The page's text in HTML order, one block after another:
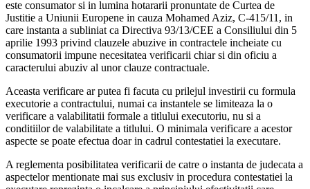
este consumator si in lumina hotararii pronuntate de Curtea de
Justitie a Uniunii Europene in cauza Mohamed Aziz, C-415/11, in
care instanta a subliniat ca Directiva 93/13/CEE a Consiliului din 5
aprilie 1993 privind clauzele abuzive in contractele incheiate cu
consumatorii impune necesitatea verificarii chiar si din oficiu a
caracterului abuziv al unor clauze contractuale.
Aceasta verificare ar putea fi facuta cu prilejul investirii cu formula
executorie a contractului, numai ca instantele se limiteaza la o
verificare a valabilitatii formale a titlului executoriu, nu si a
conditiilor de valabilitate a titlului. O minimala verificare a acestor
aspecte se poate efectua doar in cadrul contestatiei la executare.
A reglementa posibilitatea verificarii de catre o instanta de judecata a
aspectelor mentionate mai sus exclusiv in procedura contestatiei la